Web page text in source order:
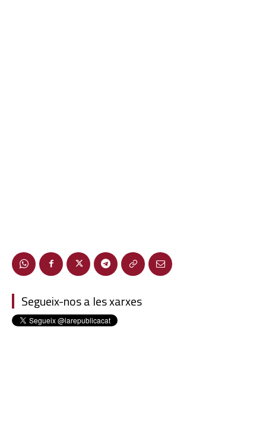
Segueix-nos a les xarxes